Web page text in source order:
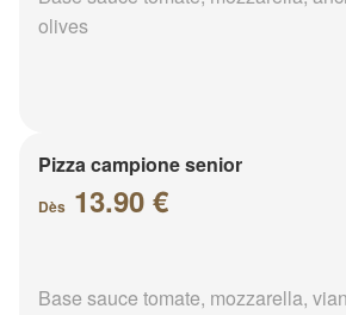
olives
Pizza campione senior
Dès 13.90 €
Base sauce tomate, mozzarella,